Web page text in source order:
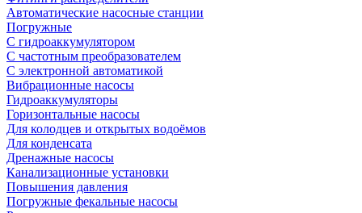
Автоматические насосные станции
Погружные
С гидроаккумулятором
С частотным преобразователем
С электронной автоматикой
Вибрационные насосы
Гидроаккумуляторы
Горизонтальные насосы
Для колодцев и открытых водоёмов
Для конденсата
Дренажные насосы
Канализационные установки
Повышения давления
Погружные фекальные насосы